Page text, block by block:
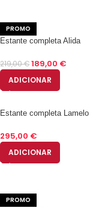
PROMO
Estante completa Alida
219,00€189,00 €
ADICIONAR
Estante completa Lamelo
295,00 €
ADICIONAR
PROMO